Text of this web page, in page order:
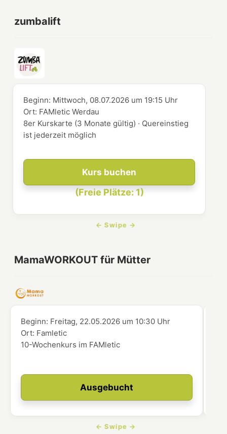
zumbalift
Kurs buchen
(Freie Plätze: 1)
Beginn: Mittwoch, 08.07.2026 um 19:15 Uhr
Ort: FAMletic Werdau
8er Kurskarte (3 Monate gültig) · Quereinstieg
ist jederzeit möglich
MamaWORKOUT für Mütter
Ausgebucht
Beginn: Freitag, 22.05.2026 um 10:30 Uhr
Ort: Famletic
10-Wochenkurs im FAMletic